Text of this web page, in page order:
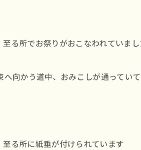
る所でお祭りがおこなわれていま
向かう道中、おみこしが通ってい
る所に紙垂が付けられています